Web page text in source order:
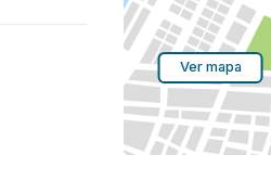
Ver mapa